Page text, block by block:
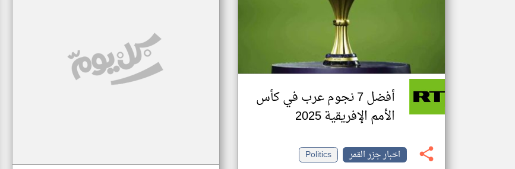
أفضل 7 نجوم عرب في كأس
الأمم الإفريقية 2025
اخبار جزر القمر
Politics